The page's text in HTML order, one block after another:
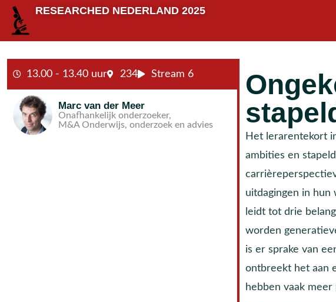
RESEARCHED NEDERLAND 2025
13.00 - 13.40 uur 234 Stream 6
Marc van der Meer
Onafhankelijk onderzoeker,
M&A Onderwijs, onderzoek en advies
Het lerarentekort
ambities en
uitdagingen in
leidt tot drie
worden
is er sprake van
ontbreekt het aan
hebben vaak